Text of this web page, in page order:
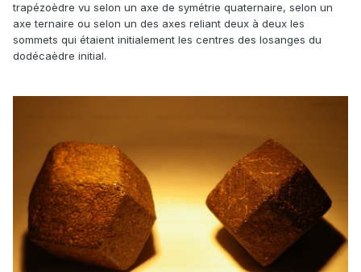
trapézoèdre vu selon un axe de symétrie quaternaire, selon un
axe ternaire ou selon un des axes reliant deux à deux les
sommets qui étaient initialement les centres des losanges du
dodécaèdre initial.